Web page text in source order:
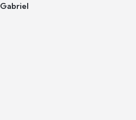
Gabriel